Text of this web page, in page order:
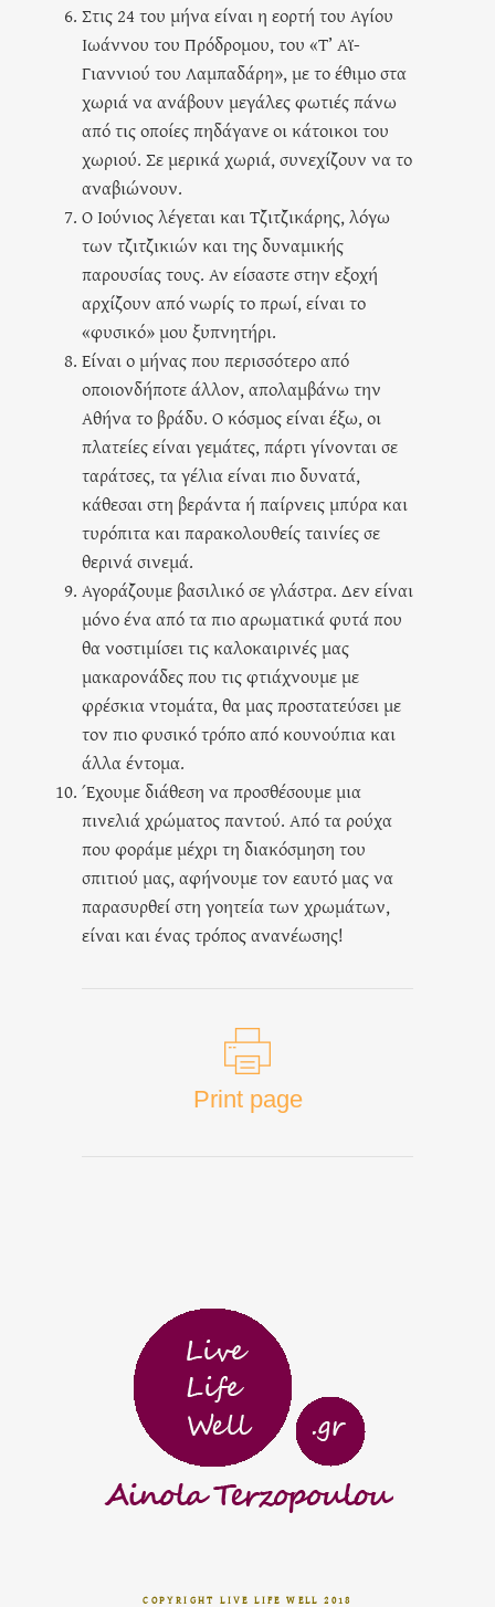
Στις 24 του μήνα είναι η εορτή του Αγίου
Ιωάννου του Πρόδρομου, του «Τ’ Αϊ-
Γιαννιού του Λαμπαδάρη», με το έθιμο στα
χωριά να ανάβουν μεγάλες φωτιές πάνω
από τις οποίες πηδάγανε οι κάτοικοι του
χωριού. Σε μερικά χωριά, συνεχίζουν να το
αναβιώνουν.
Ο Ιούνιος λέγεται και Τζιτζικάρης, λόγω
των τζιτζικιών και της δυναμικής
παρουσίας τους. Αν είσαστε στην εξοχή
αρχίζουν από νωρίς το πρωί, είναι το
«φυσικό» μου ξυπνητήρι.
Είναι ο μήνας που περισσότερο από
οποιονδήποτε άλλον, απολαμβάνω την
Αθήνα το βράδυ. Ο κόσμος είναι έξω, οι
πλατείες είναι γεμάτες, πάρτι γίνονται σε
ταράτσες, τα γέλια είναι πιο δυνατά,
κάθεσαι στη βεράντα ή παίρνεις μπύρα και
τυρόπιτα και παρακολουθείς ταινίες σε
θερινά σινεμά.
Αγοράζουμε βασιλικό σε γλάστρα. Δεν είναι
μόνο ένα από τα πιο αρωματικά φυτά που
θα νοστιμίσει τις καλοκαιρινές μας
μακαρονάδες που τις φτιάχνουμε με
φρέσκια ντομάτα, θα μας προστατεύσει με
τον πιο φυσικό τρόπο από κουνούπια και
άλλα έντομα.
Έχουμε διάθεση να προσθέσουμε μια
πινελιά χρώματος παντού. Από τα ρούχα
που φοράμε μέχρι τη διακόσμηση του
σπιτιού μας, αφήνουμε τον εαυτό μας να
παρασυρθεί στη γοητεία των χρωμάτων,
είναι και ένας τρόπος ανανέωσης!
Print page
COPYRIGHT LIVE LIFE WELL 2018